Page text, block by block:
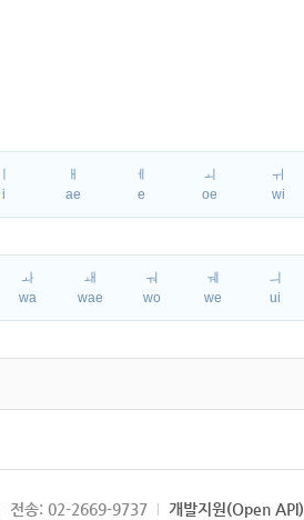
i
ㅐ
ae
ㅔ
e
ㅚ
oe
ㅟ
wi
ㅘ
wa
ㅙ
wae
ㅝ
wo
ㅞ
we
ㅢ
ui
전송: 02-2669-9737 개발지원(Open API)